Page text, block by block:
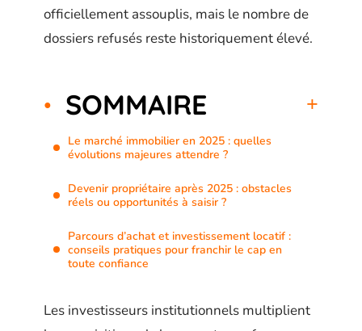
officiellement assouplis, mais le nombre de
dossiers refusés reste historiquement élevé.
SOMMAIRE
Le marché immobilier en 2025 : quelles
évolutions majeures attendre ?
Devenir propriétaire après 2025 : obstacles
réels ou opportunités à saisir ?
Parcours d’achat et investissement locatif :
conseils pratiques pour franchir le cap en
toute confiance
Les investisseurs institutionnels multiplient